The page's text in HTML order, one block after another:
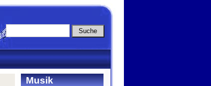
Musik